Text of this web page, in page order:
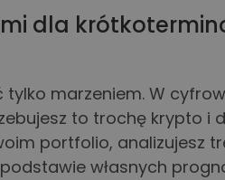
dla
marzeniem. W
to trochę krypto i
portfolio, analizujesz
własnych